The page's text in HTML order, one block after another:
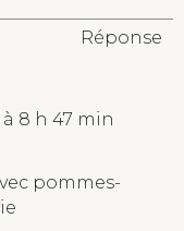
Réponse
à 8 h 47 min
pommes-